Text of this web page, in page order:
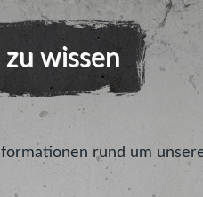
wissen
rund um